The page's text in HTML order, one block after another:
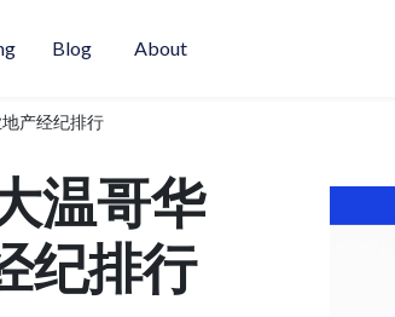
Blog About
产经纪排行
温哥华
纪排行